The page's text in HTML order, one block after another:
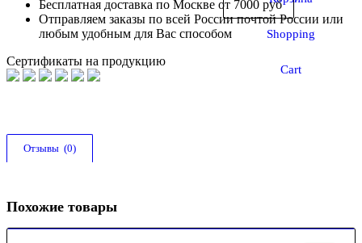
Shopping
Cart
Бесплатная доставка по Москве от 7000 руб
Отправляем заказы по всей России почтой России или
любым удобным для Вас способом
Сертификаты на продукцию
Отзывы  (0)
Похожие товары